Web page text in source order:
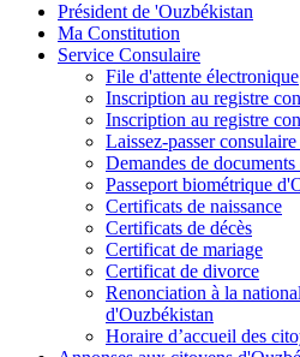
Président de 'Ouzbékistan
Ma Constitution
Service Consulaire
File d'attente électronique
Inscription au registre
Inscription au registre
Laissez-passer
Demandes de
Passeport biométrique
Certificats de naissance
Certificats de décès
Certificat de mariage
Certificat de divorce
Renonciation à la
d'Ouzbékistan
Horaire d’accueil des